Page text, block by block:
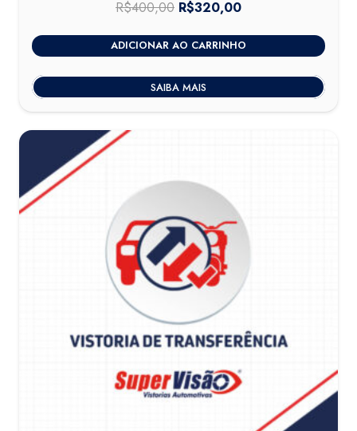
R$400,00 O
original
era:
R$400,00.
R$320,00
atual
é:
R$320,00.
ADICIONAR AO CARRINHO
SAIBA MAIS